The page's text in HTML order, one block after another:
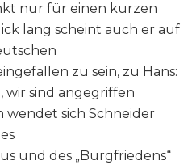
nur für einen kurzen
lang scheint auch er auf
zu sein, zu Hans:
wir sind angegriffen
wendet sich Schneider
und des „Burgfriedens“